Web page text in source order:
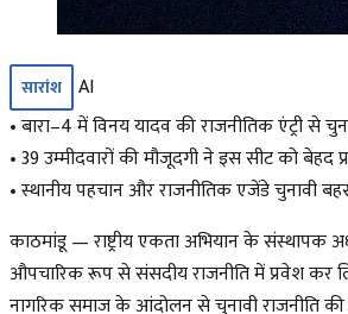
सारांश
AI
• बारा–4 में विनय यादव की राजनीतिक एंट्री से
• 39 उम्मीदवारों की मौजूदगी ने इस सीट को बेहद
• स्थानीय पहचान और राजनीतिक एजेंडे चुनावी
काठमांडू — राष्ट्रीय एकता अभियान के संस्थापक
औपचारिक रूप से संसदीय राजनीति में प्रवेश कर
नागरिक समाज के आंदोलन से चुनावी राजनीति